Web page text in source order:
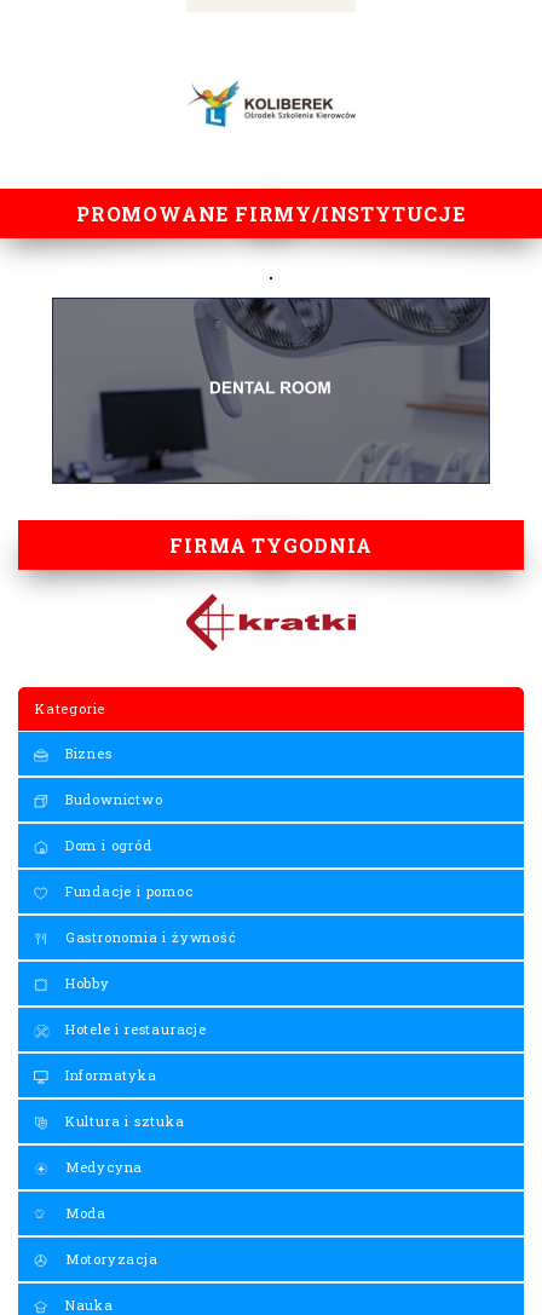
PROMOWANE FIRMY/INSTYTUCJE
FIRMA TYGODNIA
Kategorie
Biznes
Budownictwo
Dom i ogród
Fundacje i pomoc
Gastronomia i żywność
Hobby
Hotele i restauracje
Informatyka
Kultura i sztuka
Medycyna
Moda
Motoryzacja
Nauka